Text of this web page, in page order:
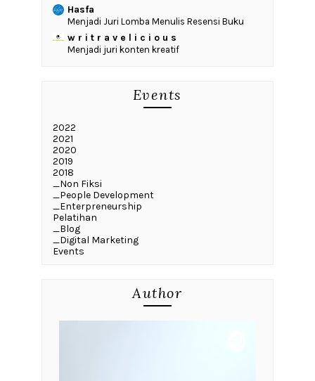
Hasfa
Menjadi Juri Lomba Menulis Resensi Buku
w r i t r a v e l i c i o u s
Menjadi juri konten kreatif
Events
2022
2021
2020
2019
2018
_Non Fiksi
_People Development
_Enterpreneurship
Pelatihan
_Blog
_Digital Marketing
Events
Author